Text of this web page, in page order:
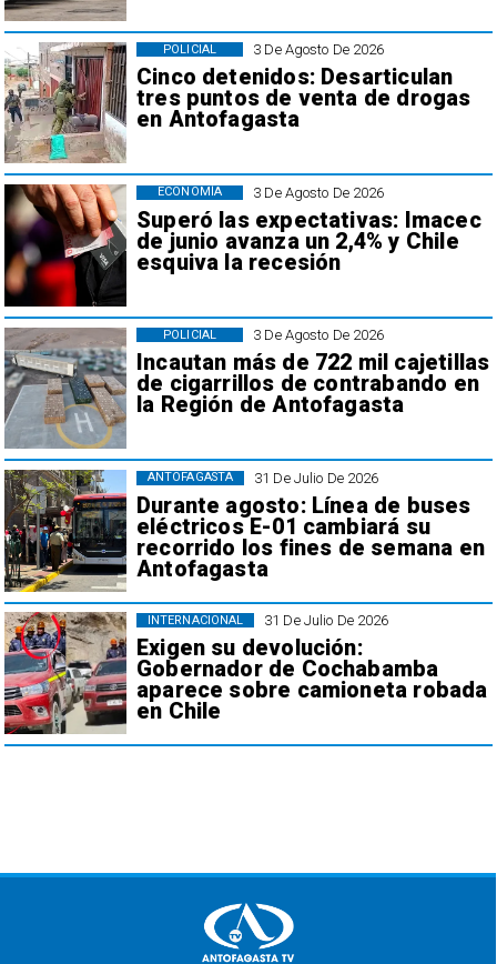
3 De Agosto De 2026
Cinco detenidos: Desarticulan
tres puntos de venta de drogas
en Antofagasta
POLICIAL
3 De Agosto De 2026
Superó las expectativas: Imacec
de junio avanza un 2,4% y Chile
esquiva la recesión
ECONOMÍA
3 De Agosto De 2026
Incautan más de 722 mil cajetillas
de cigarrillos de contrabando en
la Región de Antofagasta
POLICIAL
31 De Julio De 2026
Durante agosto: Línea de buses
eléctricos E-01 cambiará su
recorrido los fines de semana en
Antofagasta
ANTOFAGASTA
31 De Julio De 2026
Exigen su devolución:
Gobernador de Cochabamba
aparece sobre camioneta robada
en Chile
INTERNACIONAL